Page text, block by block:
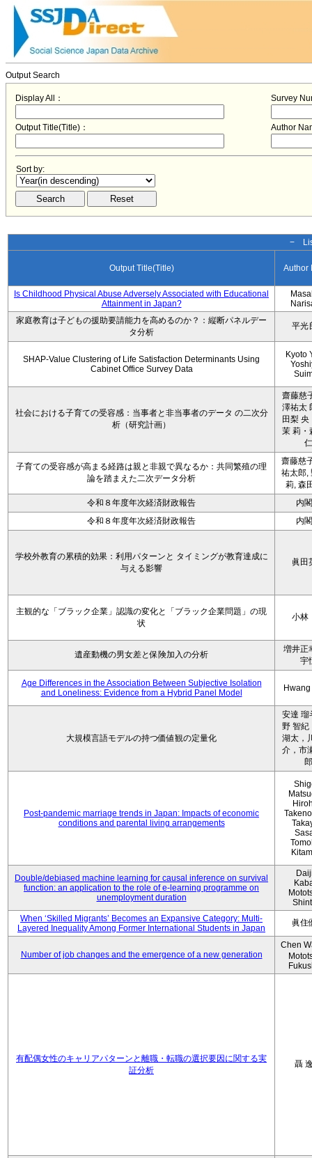
Output Search
Display All： Survey
Output Title(Title)： Author
Sort by:
−
Output Title(Title) Author
Is Childhood Physical Abuse Adversely Associated with Educational
Attainment in Japan?
家庭教育は子どもの援助要請能力を高めるのか？：縦断パネルデー
タ分析
平光
SHAP-Value Clustering of Life Satisfaction Determinants Using
Cabinet Office Survey Data
Kyoto
社会における子育ての受容感：当事者と非当事者のデータ の二次分
析（研究計画）
齋藤慈
澤祐太
田梨 央
茉 莉・
仁
子育ての受容感が高まる経路は親と非親で異なるか：共同繁殖の理
論を踏まえた二次データ分析
齋藤慈
祐太郎,
莉, 森
令和８年度年次経済財政報告
内
令和８年度年次経済財政報告
内
学校外教育の累積的効果：利用パターンと タイミングが教育達成に
与える影響
眞田
主観的な「ブラック企業」認識の変化と「ブラック企業問題」の現
状
小
遺産動機の男女差と保険加入の分析
増井正
宇
Age Differences in the Association Between Subjective Isolation
and Loneliness: Evidence from a Hybrid Panel Model
大規模言語モデルの持つ価値観の定量化
安達 瑠
野 智紀
湖太，
介，市
郎
Post-pandemic marriage trends in Japan: Impacts of economic
conditions and parental living arrangements
Double/debiased machine learning for causal inference on survival
function: an application to the role of e-learning programme on
unemployment duration
When ‘Skilled Migrants’ Becomes an Expansive Category: Multi-
Layered Inequality Among Former International Students in Japan
眞住
Number of job changes and the emergence of a new generation
Chen
有配偶女性のキャリアパターンと離職・転職の選択要因に関する実
証分析
聶